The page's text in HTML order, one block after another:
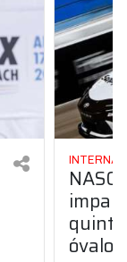
óvalo